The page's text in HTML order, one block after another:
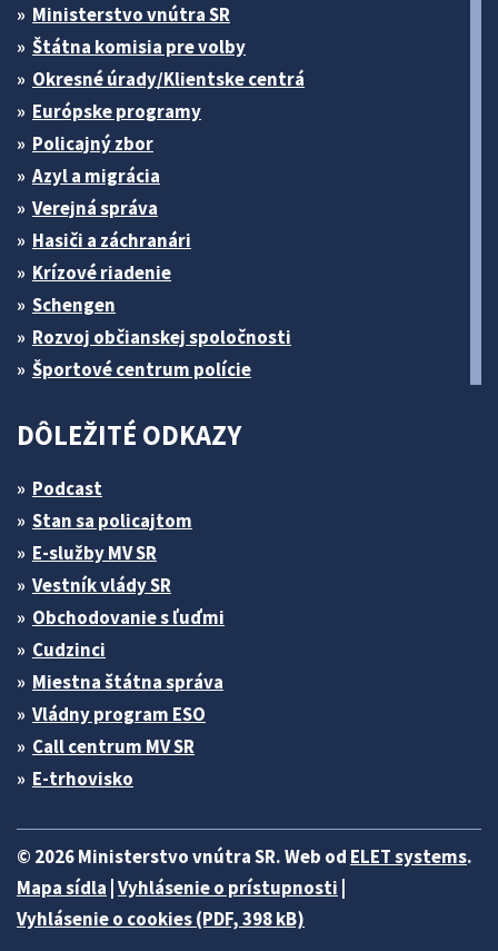
Ministerstvo vnútra SR
Štátna komisia pre volby
Okresné úrady/Klientske centrá
Európske programy
Policajný zbor
Azyl a migrácia
Verejná správa
Hasiči a záchranári
Krízové riadenie
Schengen
Rozvoj občianskej spoločnosti
Športové centrum polície
DÔLEŽITÉ ODKAZY
Podcast
Stan sa policajtom
E-služby MV SR
Vestník vlády SR
Obchodovanie s ľuďmi
Cudzinci
Miestna štátna správa
Vládny program ESO
Call centrum MV SR
E-trhovisko
© 2026 Ministerstvo vnútra SR. Web od ELET systems.
Mapa sídla Vyhlásenie o prístupnosti
Vyhlásenie o cookies (PDF, 398 kB)